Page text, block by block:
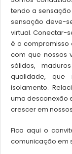
tendo a
sensação deve-
virtual. Conectar-
é o compromisso
com que nossos
sólidos,
qualidade,
isolamento.
uma desconexão
crescer em
Fica aqui o
comunicação em